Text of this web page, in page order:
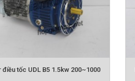
điều tốc UDL B5 1.5kw 200~1000